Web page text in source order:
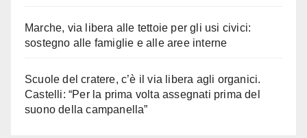
Marche, via libera alle tettoie per gli usi civici:
sostegno alle famiglie e alle aree interne
Scuole del cratere, c’è il via libera agli organici.
Castelli: “Per la prima volta assegnati prima del
suono della campanella”